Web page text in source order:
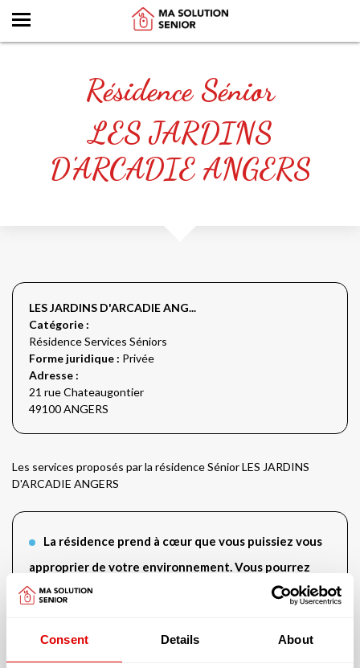
Consent Details About
Résidence Sénior
LES JARDINS
D'ARCADIE ANGERS
LES JARDINS D'ARCADIE ANG...
Catégorie :
Résidence Services Séniors
Forme juridique : Privée
Adresse :
21 rue Chateaugontier
49100 ANGERS
Les services proposés par la résidence Sénior LES JARDINS
D'ARCADIE ANGERS
La résidence prend à cœur que vous puissiez vous
approprier de votre environnement. Vous pourrez
ainsi :